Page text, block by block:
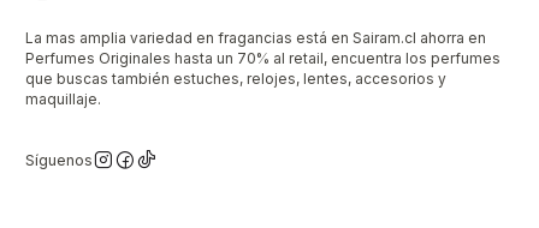
La mas amplia variedad en fragancias está en Sairam.cl ahorra en
Perfumes Originales hasta un 70% al retail, encuentra los perfumes
que buscas también estuches, relojes, lentes, accesorios y
maquillaje.
Síguenos